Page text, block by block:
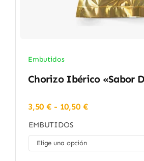
Embutidos
Chorizo Ibérico «Sabor
3,50€ - 10,50 €Rango
desde
EMBUTIDOS